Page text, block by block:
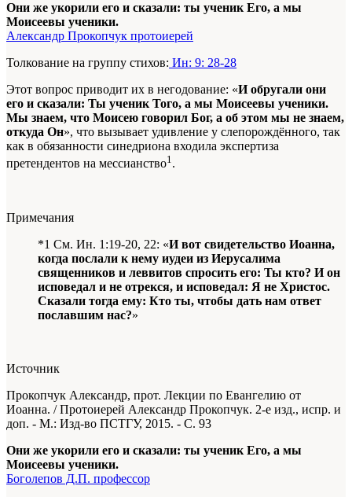
Они же укорили его и сказали: ты ученик Его, а мы
Моисеевы ученики.
Александр Прокопчук протоиерей
Толкование на группу стихов: Ин: 9: 28-28
Этот вопрос приводит их в негодование: «И обругали они
его и сказали: Ты ученик Того, а мы Моисеевы ученики.
Мы знаем, что Моисею говорил Бог, а об этом мы не знаем,
откуда Он», что вызывает удивление у слепорождённого, так
как в обязанности синедриона входила экспертиза
претендентов на мессианство1.
Примечания
*1 См. Ин. 1:19-20, 22: «И вот свидетельство Иоанна,
когда послали к нему иудеи из Иерусалима
священников и леввитов спросить его: Ты кто? И он
исповедал и не отрекся, и исповедал: Я не Христос.
Сказали тогда ему: Кто ты, чтобы дать нам ответ
пославшим нас?»
Источник
Прокопчук Александр, прот. Лекции по Евангелию от
Иоанна. / Протоиерей Александр Прокопчук. 2-е изд., испр. и
доп. - М.: Изд-во ПСТГУ, 2015. - С. 93
Они же укорили его и сказали: ты ученик Его, а мы
Моисеевы ученики.
Боголепов Д.П. профессор